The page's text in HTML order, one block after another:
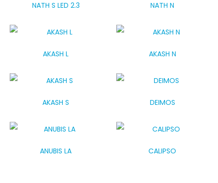
NATH S LED 2.3 NATH N
AKASH L AKASH N
AKASH S DEIMOS
ANUBIS LA CALIPSO